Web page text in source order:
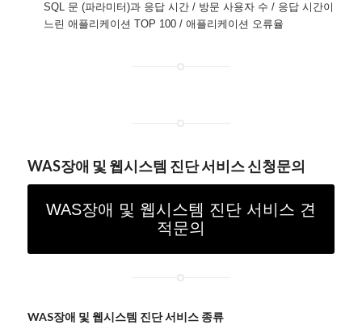
SQL 문 (파라미터)과 응답 시간 / 방문 사용자 수 / 응답 시간이
느린 애플리케이션 TOP 100 / 애플리케이션 오류율
WAS장애 및 웹시스템 진단 서비스 신청문의
WAS장애 및 웹시스템 진단 서비스 견
적문의
WAS장애 및 웹시스템 진단 서비스 종류